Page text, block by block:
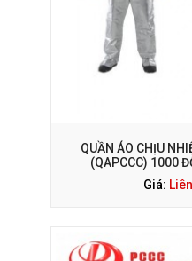
QUẦN ÁO CHỊU
(QAPCCC) 1000
Giá:
GỌI NGAY: